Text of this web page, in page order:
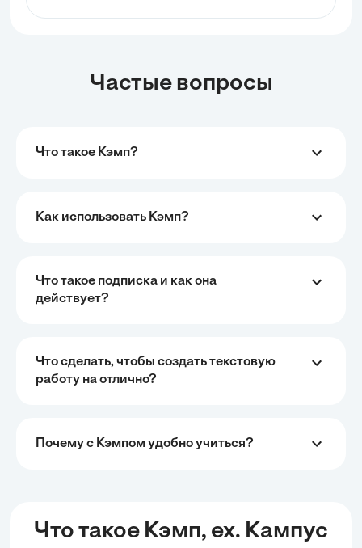
Частые вопросы
Что такое Кэмп?
Как использовать Кэмп?
Что такое подписка и как она
действует?
Что сделать, чтобы создать текстовую
работу на отлично?
Почему с Кэмпом удобно учиться?
Что такое Кэмп, ex. Кампус